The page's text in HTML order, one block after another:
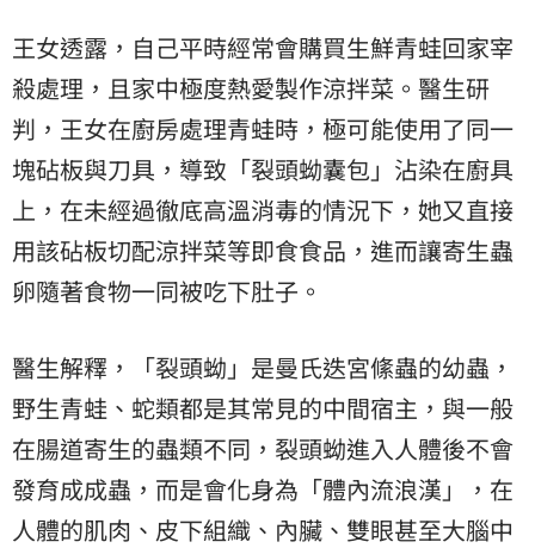
王女透露，自己平時經常會購買生鮮青蛙回家宰
殺處理，且家中極度熱愛製作涼拌菜。醫生研
判，王女在廚房處理青蛙時，極可能使用了同一
塊砧板與刀具，導致「裂頭蚴囊包」沾染在廚具
上，在未經過徹底高溫消毒的情況下，她又直接
用該砧板切配涼拌菜等即食食品，進而讓寄生蟲
卵隨著食物一同被吃下肚子。
醫生解釋，「裂頭蚴」是曼氏迭宮絛蟲的幼蟲，
野生青蛙、蛇類都是其常見的中間宿主，與一般
在腸道寄生的蟲類不同，裂頭蚴進入人體後不會
發育成成蟲，而是會化身為「體內流浪漢」，在
人體的肌肉、皮下組織、內臟、雙眼甚至大腦中